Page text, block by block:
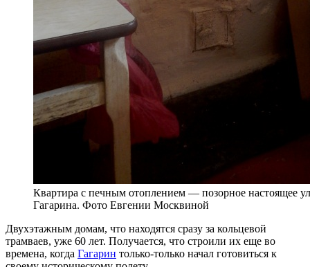
Квартира с печным отоплением — позорное настоящее
Гагарина. Фото Евгении Москвиной
Двухэтажным домам, что находятся сразу за кольцевой
трамваев, уже 60 лет. Получается, что строили их еще во
времена, когда Гагарин только-только начал готовиться к